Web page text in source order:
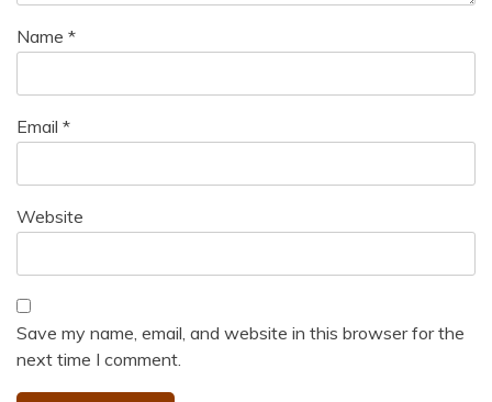
Name *
Email *
Website
Save my name, email, and website in this browser for the
next time I comment.